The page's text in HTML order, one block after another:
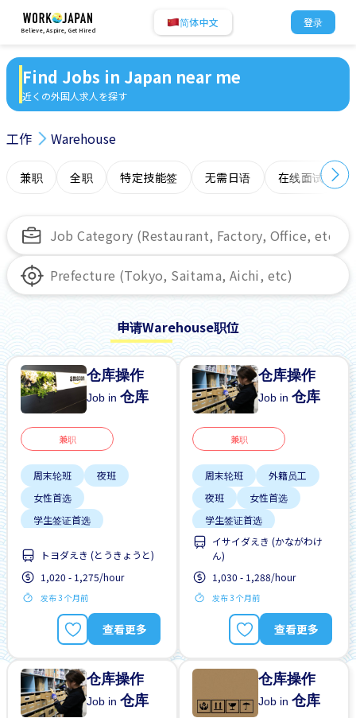
Believe, Aspire, Get Hired
简体中文 登录
Find Jobs in Japan near me
近くの外国人求人を探す
工作 Warehouse
兼职 全职 特定技能签 无需日语 在线面试
申请Warehouse职位
仓库操作
Job in仓库
兼职
周末轮班
夜班
女性首选
学生签证首选
每周2-3天
男性首选
短期
自行车停放处
トヨダえき (とうきょうと)
1,020 - 1,275/hour
发布 3 个月前
查看更多
仓库操作
Job in仓库
兼职
周末轮班
外籍员工
夜班
女性首选
学生签证首选
无经验要求
每周2-3天
短期
イサイダえき (かながわけ
ん)
1,030 - 1,288/hour
发布 3 个月前
查看更多
仓库操作
Job in仓库
仓库操作
Job in仓库